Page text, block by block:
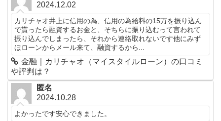
2024.12.02
カリチャオ井上に信用の為、信用の為給料の15万を振り込ん
で貰ったら融資するお金と、そちらに振り込むって言われて
振り込んでしまったら、それから連絡取れないです他にみず
ほローンからメール来て、融資するから...
金融｜カリチャオ（マイスタイルローン）の口コミ
や評判は？
匿名
2024.10.28
よかったです安心できました。